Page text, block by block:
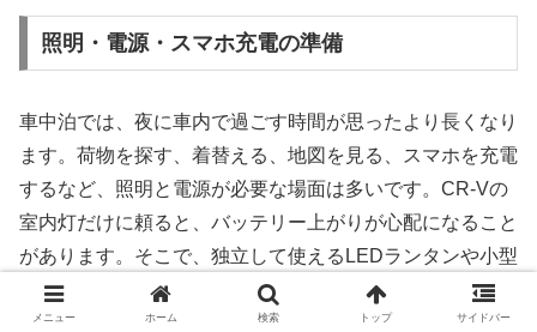
照明・電源・スマホ充電の準備
車中泊では、夜に車内で過ごす時間が思ったより長くなり
ます。荷物を探す、着替える、地図を見る、スマホを充電
するなど、照明と電源が必要な場面は多いです。CR-Vの
室内灯だけに頼ると、バッテリー上がりが心配になること
があります。そこで、独立して使えるLEDランタンや小型
ライトを用意しておくと安心です。
メニュー ホーム 検索 トップ サイドバー